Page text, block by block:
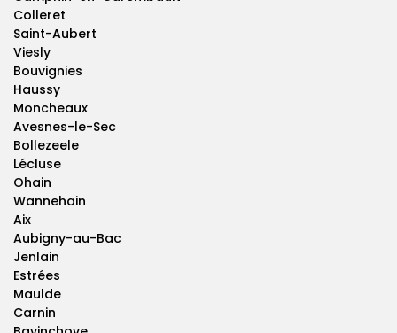
Colleret
Saint-Aubert
Viesly
Bouvignies
Haussy
Moncheaux
Avesnes-le-Sec
Bollezeele
Lécluse
Ohain
Wannehain
Aix
Aubigny-au-Bac
Jenlain
Estrées
Maulde
Carnin